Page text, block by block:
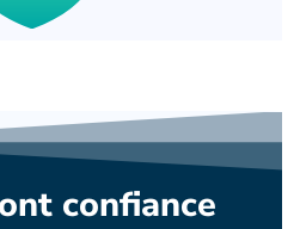
confiance